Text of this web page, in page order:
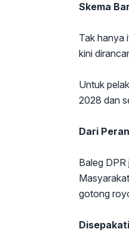
Skema
Tak hanya
kini
Untuk
2028 dan
Dari
Baleg DPR
gotong